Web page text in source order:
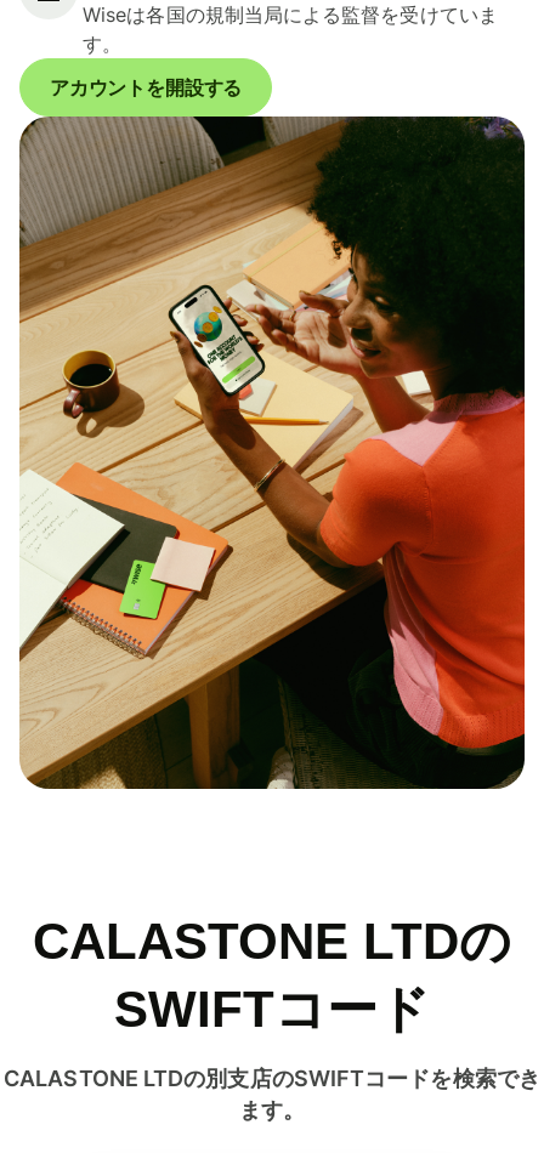
Wiseは各国の規制当局による監督を受けていま
す。
アカウントを開設する
CALASTONE LTDの
SWIFTコード
CALASTONE LTDの別支店のSWIFTコードを検索でき
ます。